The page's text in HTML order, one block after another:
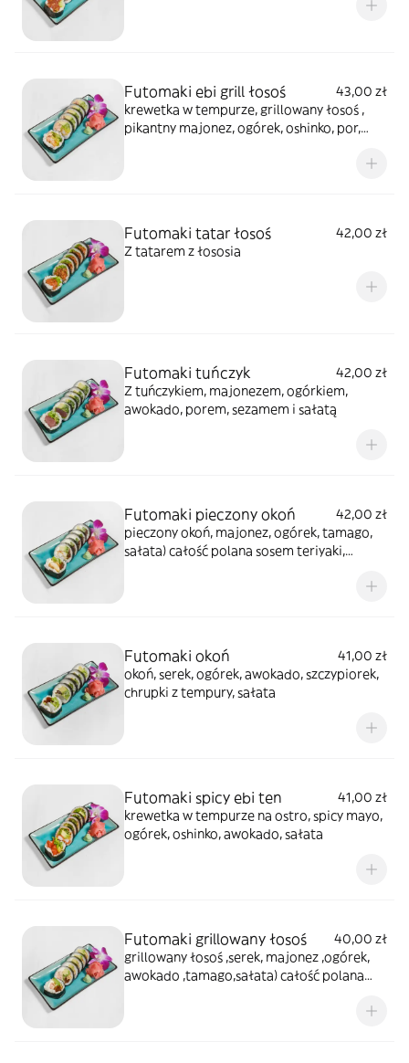
Futomaki ebi grill łosoś
43,00 zł
krewetka w tempurze, grillowany łosoś ,
pikantny majonez, ogórek, oshinko, por,
Futomaki tatar łosoś
42,00 zł
Z tatarem z łososia
Futomaki tuńczyk
42,00 zł
Z tuńczykiem, majonezem, ogórkiem,
awokado, porem, sezamem i sałatą
Futomaki pieczony okoń
42,00 zł
pieczony okoń, majonez, ogórek, tamago,
sałata) całość polana sosem teriyaki,
Futomaki okoń
41,00 zł
okoń, serek, ogórek, awokado, szczypiorek,
chrupki z tempury, sałata
Futomaki spicy ebi ten
41,00 zł
krewetka w tempurze na ostro, spicy mayo,
ogórek, oshinko, awokado, sałata
Futomaki grillowany łosoś
40,00 zł
grillowany łosoś ,serek, majonez ,ogórek,
awokado ,tamago,sałata) całość polana